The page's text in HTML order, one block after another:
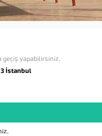
geçiş yapabilirsiniz.
İstanbul